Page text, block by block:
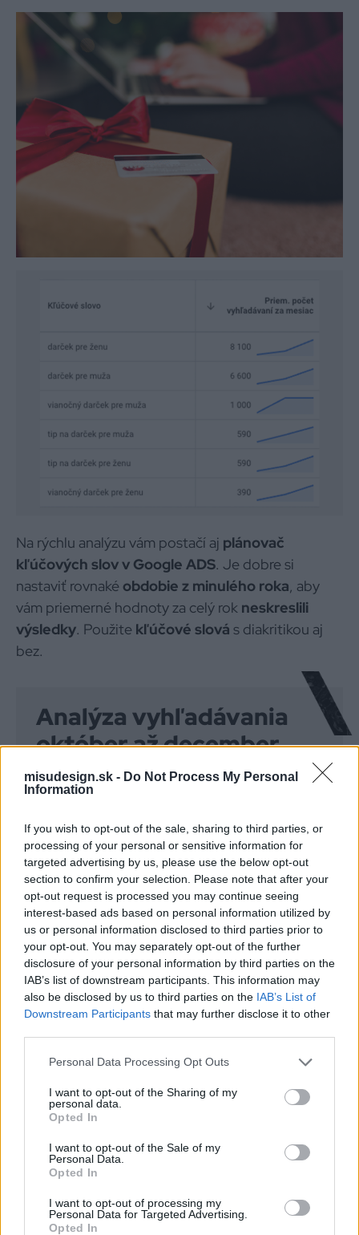
misudesign.sk - Do Not Process My Personal
Information
If you wish to opt-out of the sale, sharing to third parties, or
processing of your personal or sensitive information for
targeted advertising by us, please use the below opt-out
section to confirm your selection. Please note that after your
opt-out request is processed you may continue seeing
interest-based ads based on personal information utilized by
us or personal information disclosed to third parties prior to
your opt-out. You may separately opt-out of the further
disclosure of your personal information by third parties on the
IAB’s list of downstream participants. This information may
also be disclosed by us to third parties on the IAB’s List of
Downstream Participants that may further disclose it to other
Personal Data Processing Opt Outs
I want to opt-out of the Sharing of my
personal data.
Opted In
I want to opt-out of the Sale of my
Personal Data.
Opted In
I want to opt-out of processing my
Personal Data for Targeted Advertising.
Opted In
Na rýchlu analýzu vám postačí aj plánovač
kľúčových slov v Google ADS. Je dobre si
nastaviť rovnaké obdobie z minulého roka, aby
vám priemerné hodnoty za celý rok neskreslili
výsledky. Použite kľúčové slová s diakritikou aj
bez.
Analýza vyhľadávania
október až december
2023
Zakomponujte aj slová, pri ktorých jemenšia
konkurencia(aj keď v dnešnej dobre je pomerne
ťažké nájsť takéto slová). Budú mať síce menši
počet vyhľadávaní, ale dostanú vás skôr na
popredné pozície.
Tento obsah by nemal slúžiť len na pridanie či
podklad pre tvorbu videí, obsahu na sociálne
siete a email marketingu